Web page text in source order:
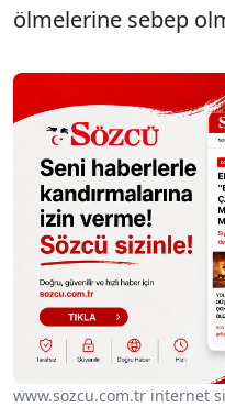
ölmelerine sebep
www.sozcu.com.tr internet